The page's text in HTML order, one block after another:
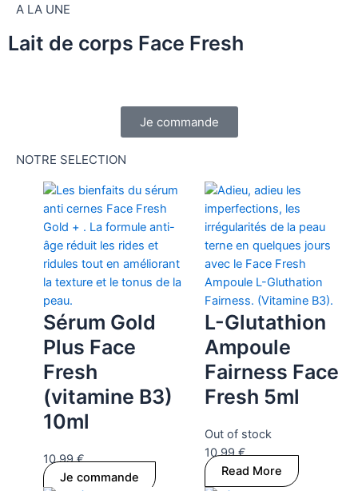
A LA UNE
Lait de corps Face Fresh
Je commande
NOTRE SELECTION
Sérum Gold
Plus Face
Fresh
(vitamine B3)
10ml
10.99€
Je commande
L-Glutathion
Ampoule
Fairness Face
Fresh 5ml
Out of stock
10.99€
Read More